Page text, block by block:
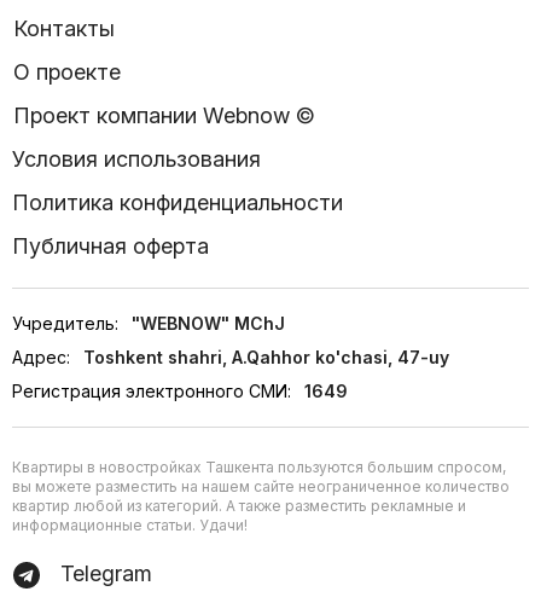
Контакты
О проекте
Проект компании Webnow ©
Условия использования
Политика конфиденциальности
Публичная оферта
Учредитель:
"WEBNOW" MChJ
Адрес:
Toshkent shahri, A.Qahhor ko'chasi, 47-uy
Регистрация электронного СМИ:
1649
Квартиры в новостройках Ташкента пользуются большим спросом,
вы можете разместить на нашем сайте неограниченное количество
квартир любой из категорий. А также разместить рекламные и
информационные статьи. Удачи!
Telegram